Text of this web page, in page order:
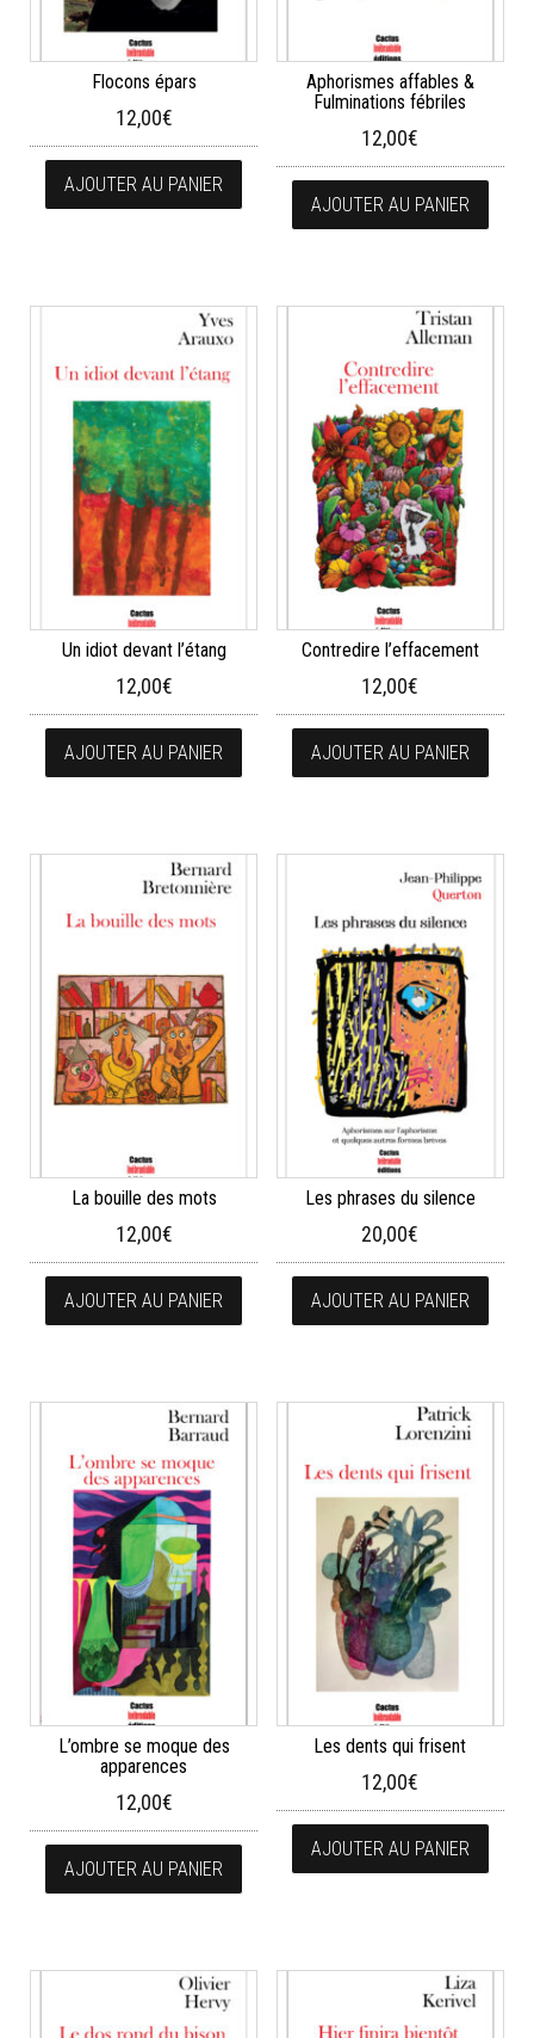
Flocons épars
12,00€
AJOUTER AU PANIER
Aphorismes affables &
Fulminations fébriles
12,00€
AJOUTER AU PANIER
Un idiot devant l’étang
12,00€
AJOUTER AU PANIER
Contredire l’effacement
12,00€
AJOUTER AU PANIER
La bouille des mots
12,00€
AJOUTER AU PANIER
Les phrases du silence
20,00€
AJOUTER AU PANIER
L’ombre se moque des
apparences
12,00€
AJOUTER AU PANIER
Les dents qui frisent
12,00€
AJOUTER AU PANIER